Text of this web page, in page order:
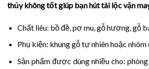
thủy không tốt giúp bạn hút tài lộc vận
Chất liêu: bồ đề, pơ mu, gỗ hương, gỗ
Phụ kiện: khung gỗ tự nhiên hoặc nhôm
Sản phẩm được dùng nhiều cho: